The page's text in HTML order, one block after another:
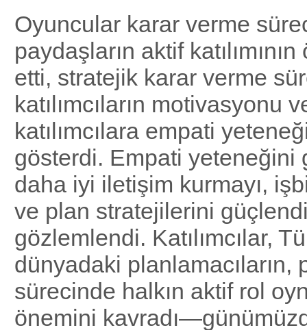
Oyuncular karar verme
paydaşların aktif
etti, stratejik karar verme
katılımcıların motivasyonu
katılımcılara empati yeteneği
gösterdi. Empati yeteneğini
daha iyi iletişim kurmayı,
ve plan stratejilerini
gözlemlendi. Katılımcılar,
dünyadaki planlamacıların,
sürecinde halkın aktif rol
önemini